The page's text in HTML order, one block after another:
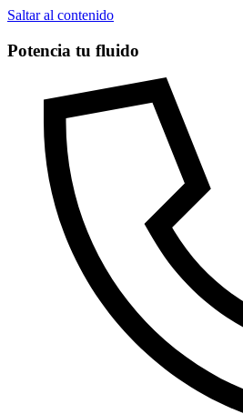
Saltar al contenido
Potencia tu fluido